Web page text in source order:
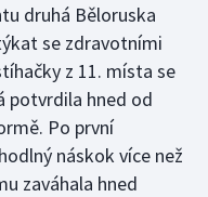
druhá Běloruska
se zdravotními
z 11. místa se
potvrdila hned od
Po první
náskok více než
zaváhala hned